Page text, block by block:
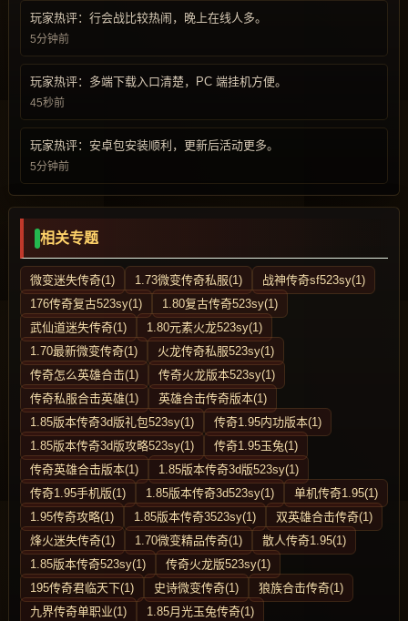
玩家热评：行会战比较热闹，晚上在线人多。
5分钟前
玩家热评：多端下载入口清楚，PC 端挂机方便。
45秒前
玩家热评：安卓包安装顺利，更新后活动更多。
5分钟前
相关专题
微变迷失传奇(1) 1.73微变传奇私服(1)
战神传奇sf523sy(1)
176传奇复古523sy(1)
1.80复古传奇523sy(1)
武仙道迷失传奇(1)
1.80元素火龙523sy(1)
1.70最新微变传奇(1)
火龙传奇私服523sy(1)
传奇怎么英雄合击(1)
传奇火龙版本523sy(1)
传奇私服合击英雄(1)
英雄合击传奇版本(1)
1.85版本传奇3d版礼包523sy(1)
传奇1.95内功版本(1)
1.85版本传奇3d版攻略523sy(1)
传奇1.95玉兔(1)
传奇英雄合击版本(1)
1.85版本传奇3d版523sy(1)
传奇1.95手机版(1)
1.85版本传奇3d523sy(1)
单机传奇1.95(1)
1.95传奇攻略(1)
1.85版本传奇3523sy(1)
双英雄合击传奇(1)
烽火迷失传奇(1)
1.70微变精品传奇(1)
散人传奇1.95(1)
1.85版本传奇523sy(1)
传奇火龙版523sy(1)
195传奇君临天下(1)
史诗微变传奇(1)
狼族合击传奇(1)
九界传奇单职业(1)
1.85月光玉兔传奇(1)